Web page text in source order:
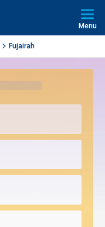
Menu
Fujairah